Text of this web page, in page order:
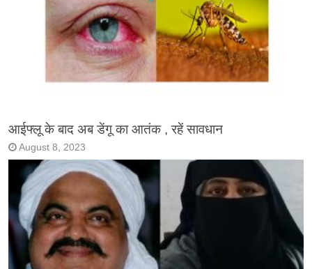
आईफ्लू के बाद अब डेंगू का आतंक , रहें सावधान
August 8, 2023